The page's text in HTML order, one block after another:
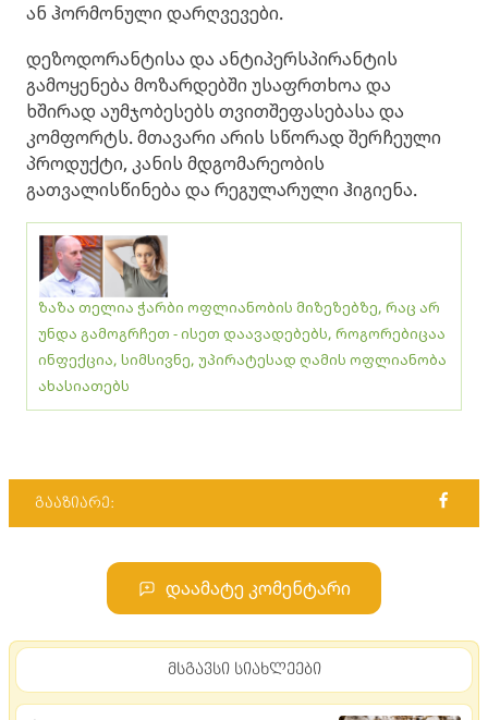
ან ჰორმონული დარღვევები.
დეზოდორანტისა და ანტიპერსპირანტის
გამოყენება მოზარდებში უსაფრთხოა და
ხშირად აუმჯობესებს თვითშეფასებასა და
კომფორტს. მთავარი არის სწორად შერჩეული
პროდუქტი, კანის მდგომარეობის
გათვალისწინება და რეგულარული ჰიგიენა.
ზაზა თელია ჭარბი ოფლიანობის მიზეზებზე, რაც არ
უნდა გამოგრჩეთ - ისეთ დაავადებებს, როგორებიცაა
ინფექცია, სიმსივნე, უპირატესად ღამის ოფლიანობა
ახასიათებს
გააზიარე:
დაამატე კომენტარი
მსგავსი სიახლეები